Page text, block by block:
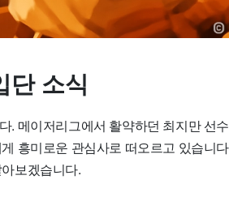
단 소식
. 메이저리그에서 활약하던 최지만 선
흥미로운 관심사로 떠오르고 있습니
보겠습니다.